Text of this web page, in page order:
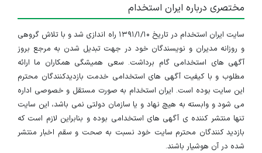
مختصری درباره ایران استخدام
سایت ایران استخدام در تاریخ ۱۳۹۱/۱/۱۰ راه اندازی شد و با تلاش گروهی
و روزانه مدیران و نویسندگان خود در جهت تبدیل شدن به مرجع بروز
آگهی های استخدامی گام برداشت. سعی همیشگی همکاران ما ارائه
مطلوب و با کیفیت آگهی های استخدامی خدمت بازدیدکنندگان محترم
این سایت بوده است. ایران استخدام به صورت مستقل و خصوصی اداره
می شود و وابسته به هیچ نهاد و یا سازمان دولتی نمی باشد، این سایت
تنها منتشر کننده ی آگهی های استخدامی بوده و بنابراین لازم است که
بازدید کنندگان محترم سایت خود نسبت به صحت و سقم اخبار منتشر
شده در آن هوشیار باشند.